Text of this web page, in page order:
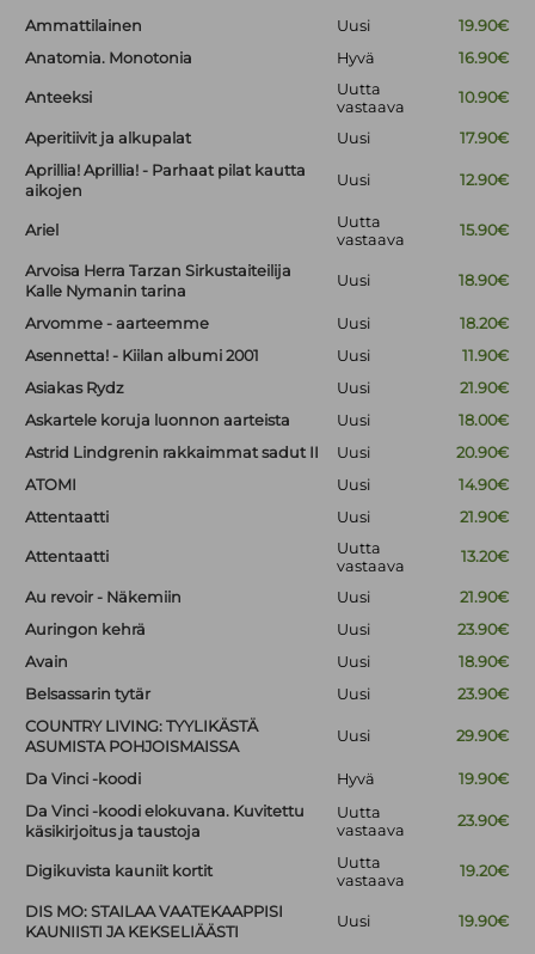
Ammattilainen
Uusi
19.90€
Anatomia. Monotonia
Hyvä 16.90€
Anteeksi
Uutta
vastaava
10.90€
Aperitiivit ja alkupalat Uusi
17.90€
Aprillia! Aprillia! - Parhaat pilat kautta
aikojen
Uusi 12.90€
Ariel
Uutta
vastaava
15.90€
Arvoisa Herra Tarzan Sirkustaiteilija
Kalle Nymanin tarina
Uusi 18.90€
Arvomme - aarteemme Uusi
18.20€
Asennetta! - Kiilan albumi 2001
Uusi
11.90€
Asiakas Rydz
Uusi
21.90€
Askartele koruja luonnon aarteista
Uusi
18.00€
Astrid Lindgrenin rakkaimmat sadut II
Uusi
20.90€
ATOMI
Uusi
14.90€
Attentaatti
Uusi 21.90€
Attentaatti
Uutta
vastaava
13.20€
Au revoir - Näkemiin Uusi
21.90€
Auringon kehrä
Uusi
23.90€
Avain
Uusi
18.90€
Belsassarin tytär
Uusi
23.90€
COUNTRY LIVING: TYYLIKÄSTÄ
ASUMISTA POHJOISMAISSA
Uusi 29.90€
Da Vinci -koodi Hyvä
19.90€
Da Vinci -koodi elokuvana. Kuvitettu
käsikirjoitus ja taustoja
Uutta
vastaava
23.90€
Digikuvista kauniit kortit
Uutta
vastaava
19.20€
DIS MO: STAILAA VAATEKAAPPISI
KAUNIISTI JA KEKSELIÄÄSTI
Uusi 19.90€